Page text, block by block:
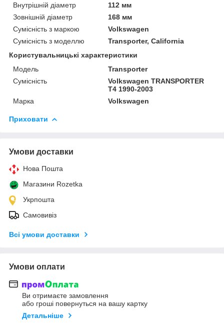
Внутрішній діаметр
112 мм
Зовнішній діаметр
168 мм
Сумісність з маркою
Volkswagen
Сумісність з моделлю
Transporter, California
Користувальницькі характеристики
Модель
Transporter
Сумісність
Volkswagen TRANSPORTER
T4 1990-2003
Марка
Volkswagen
Приховати
Умови доставки
Нова Пошта
Магазини Rozetka
Укрпошта
Самовивіз
Всі умови доставки
Умови оплати
Ви отримаєте замовлення
або гроші повернуться на вашу картку
Детальніше